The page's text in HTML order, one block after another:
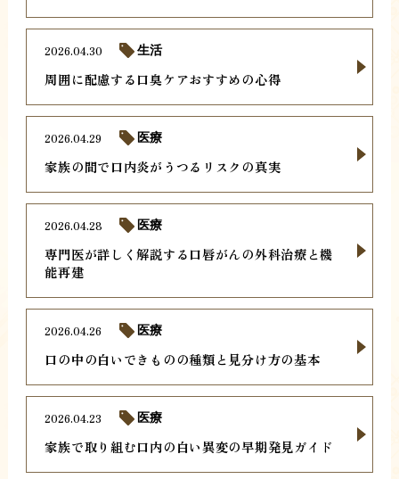
周囲に配慮する口臭ケアおすすめの心得
2026.04.30 生活
家族の間で口内炎がうつるリスクの真実
2026.04.29 医療
専門医が詳しく解説する口唇がんの外科治療と機
能再建
2026.04.28 医療
口の中の白いできものの種類と見分け方の基本
2026.04.26 医療
家族で取り組む口内の白い異変の早期発見ガイド
2026.04.23 医療